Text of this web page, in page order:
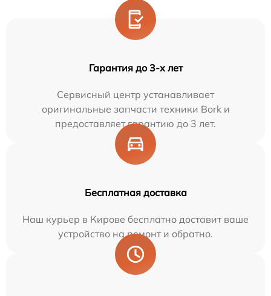
Гарантия до 3-х лет
Сервисный центр устанавливает
оригинальные запчасти техники Bork и
предоставляет гарантию до 3 лет.
Бесплатная доставка
Наш курьер в Кирове бесплатно доставит ваше
устройство на ремонт и обратно.